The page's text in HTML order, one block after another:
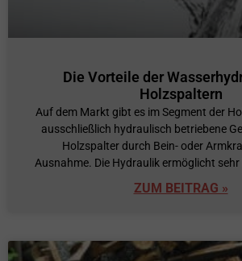
Die Vorteile der
Holzspaltern
Auf dem Markt gibt es im Segment der
ausschließlich hydraulisch betriebene
Holzspalter durch Bein- oder
Ausnahme. Die Hydraulik ermöglicht
ZUM BEITRAG »